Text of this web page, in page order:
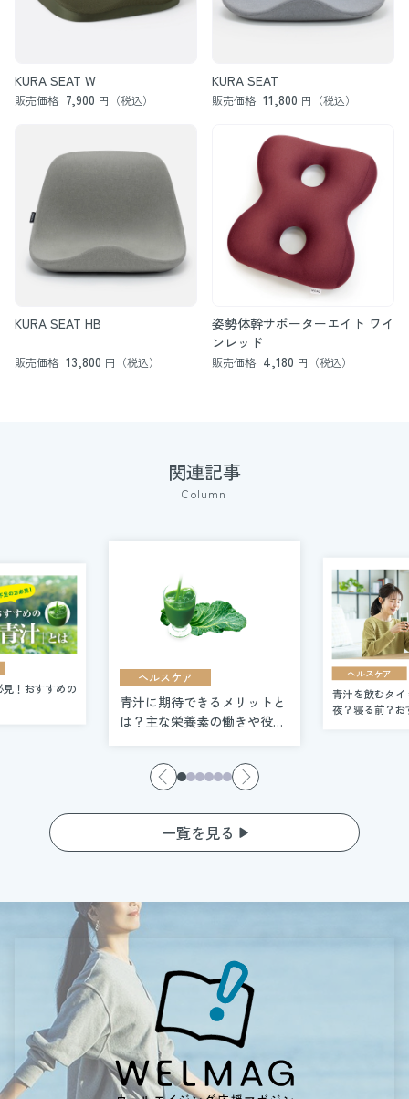
KURA SEAT W
販売価格 7,900 円（税込）
KURA SEAT
販売価格 11,800 円（税込）
KURA SEAT HB
販売価格 13,800 円（税込）
姿勢体幹サポーターエイト ワイ
ンレッド
販売価格 4,180 円（税込）
関連記事
Column
メリットと
ヘルスケア
青汁を飲むタイミングは朝？
夜？寝る前？おすすめの飲み
ヘルスケア
青汁のデメリ
解説。飲む前
一覧を見る